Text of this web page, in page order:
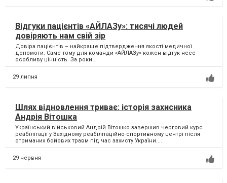
Відгуки пацієнтів «АЙЛАЗу»: тисячі людей
довіряють нам свій зір
Довіра пацієнтів – найкраще підтвердження якості медичної
допомоги. Саме тому для команди «АЙЛАЗу» кожен відгук несе
особливу цінність. За роки...
29 липня
Шлях відновлення триває: історія захисника
Андрія Вітошка
Український військовий Андрій Вітошко завершив черговий курс
реабілітації у Західному реабілітаційно-спортивному центрі після
отриманих бойових травм під час захисту України....
29 червня